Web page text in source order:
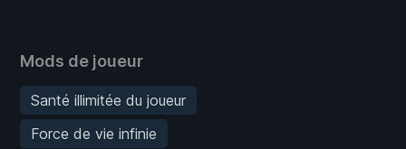
Mods de joueur
Santé illimitée du joueur
Force de vie infinie